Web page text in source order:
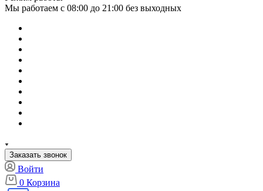
Мы работаем с 08:00 до 21:00 без выходных
Заказать звонок
Войти
0 Корзина